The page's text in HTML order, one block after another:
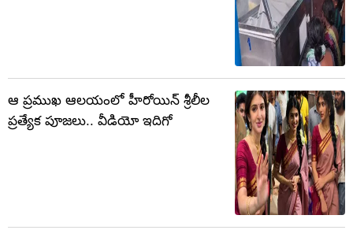
ఆ ప్రముఖ ఆలయంలో హీరోయిన్ శ్రీలీల
ప్రత్యేక పూజలు.. వీడియో ఇదిగో